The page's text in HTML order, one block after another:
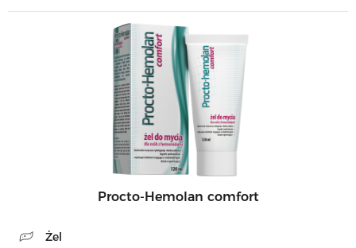
Procto-Hemolan comfort
Żel